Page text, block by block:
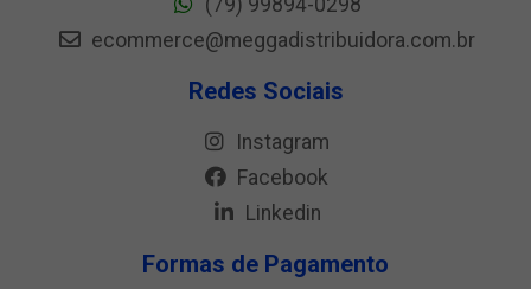
(79) 99894-0298
ecommerce@meggadistribuidora.com.br
Redes Sociais
Instagram
Facebook
Linkedin
Formas de Pagamento